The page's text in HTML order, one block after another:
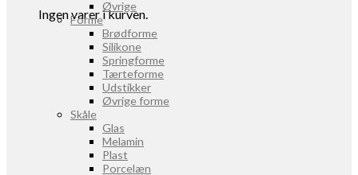
Ingen varer i kurven.
Øvrige
Forme
Brødforme
Silikone
Springforme
Tærteforme
Udstikker
Øvrige forme
Skåle
Glas
Melamin
Plast
Porcelæn